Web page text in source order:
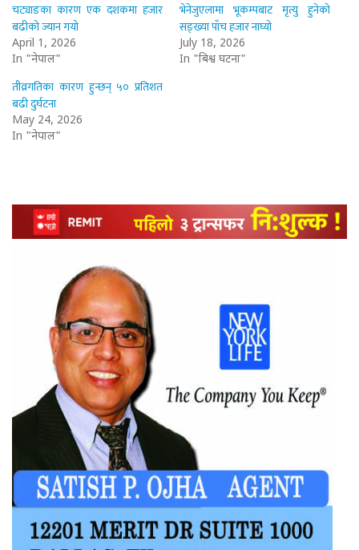
चट्याङका कारण एक दशकमा हजार
बढीको ज्यान गयो
April 1, 2026
In "नेपाल"
भेनेजुएलामा भूकम्पबाट मृत्यु हुनेको
सङ्ख्या पाँच हजार नाघ्यो
July 18, 2026
In "बिश्व घटना"
तीव्रगतिका कारण हुन्छन् ५० प्रतिशत
बढी दुर्घटना
May 24, 2026
In "नेपाल"